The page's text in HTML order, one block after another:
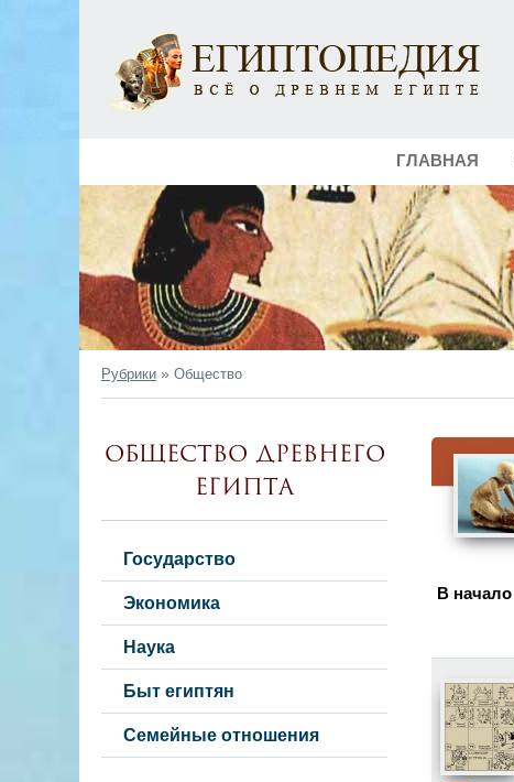
ГЛАВНАЯ
Рубрики » Общество
В начало
Общество Древнего
Египта
Государство
Экономика
Наука
Быт египтян
Семейные отношения